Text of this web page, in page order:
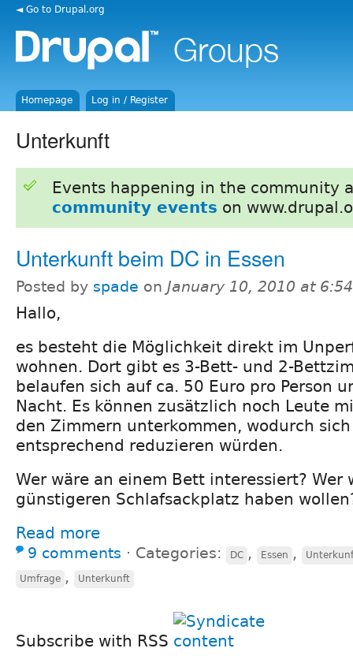
◄ Go to Drupal.org
Homepage Log in / Register
Unterkunft
Events happening in the community
community events on
Unterkunft beim DC in Essen
Posted by spade on January 10, 2010 at
Hallo,
es besteht die Möglichkeit direkt im
wohnen. Dort gibt es 3-Bett- und 2-
belaufen sich auf ca. 50 Euro pro Person
Nacht. Es können zusätzlich noch Leute
den Zimmern unterkommen, wodurch
entsprechend reduzieren würden.
Wer wäre an einem Bett interessiert? Wer
günstigeren Schlafsackplatz haben
Read more
9 comments ⋅ Categories: DC , Essen ,
Umfrage , Unterkunft
Subscribe with RSS